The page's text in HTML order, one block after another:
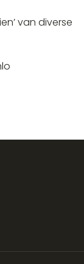
van diverse